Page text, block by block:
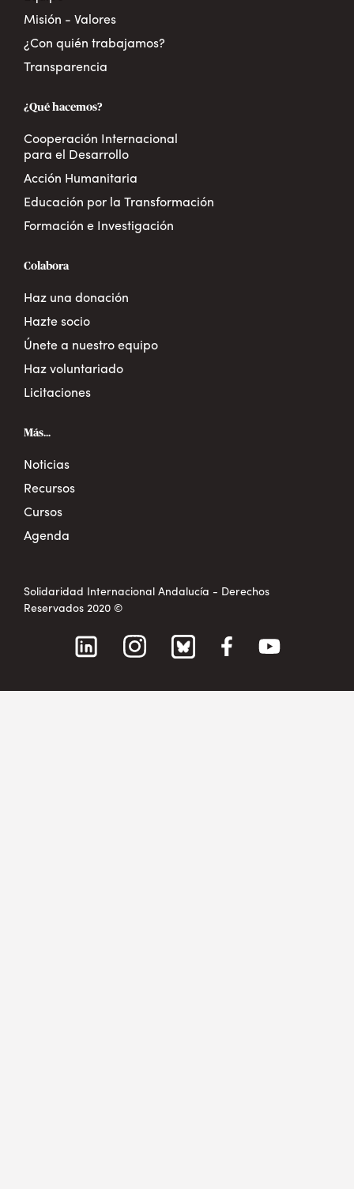
Misión - Valores
¿Con quién trabajamos?
Transparencia
¿Qué hacemos?
Cooperación Internacional
para el Desarrollo
Acción Humanitaria
Educación por la Transformación
Formación e Investigación
Colabora
Haz una donación
Hazte socio
Únete a nuestro equipo
Haz voluntariado
Licitaciones
Más...
Noticias
Recursos
Cursos
Agenda
Solidaridad Internacional Andalucía - Derechos
Reservados 2020 ©